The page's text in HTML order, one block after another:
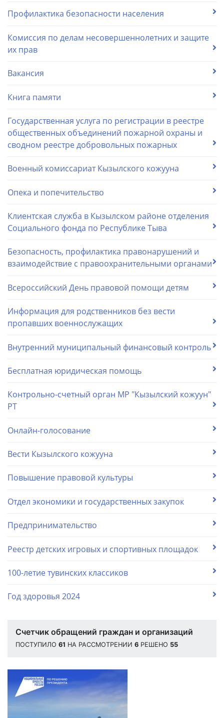
Профилактика безопасности населения
Комиссия по делам несовершеннолетних и защите
их прав
Вакансия
Книга памяти
Государственная услуга по регистрации в реестре
общественных объединений пожарной охраны и
сводном реестре добровольных пожарных
Военный комиссариат Кызылского кожууна
Опека и попечительство
Клиентская служба в Кызылском районе отделения
Социального фонда по Республике Тыва
Безопасность, профилактика правонарушений и
взаимодействие с правоохранительными органами
Всероссийский День правовой помощи детям
Информация для родственников без вести
пропавших военнослужащих
Внутренний муниципальный финансовый контроль
Бесплатная юридическая помощь
Контрольно-счетный орган МР "Кызылский кожуун"
РТ
Онлайн-голосование
Вести Кызылского кожууна
Повышение правовой культуры
Отдел экономики и государственных закупок
Предпринимательство
Реестр детских игровых и спортивных площадок
100-летие тувинских классиков
Год здоровья 2024
Счетчик обращений граждан и организаций
ПОСТУПИЛО 61 НА РАССМОТРЕНИИ 6 РЕШЕНО 55